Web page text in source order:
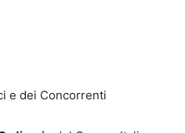
e dei Concorrenti